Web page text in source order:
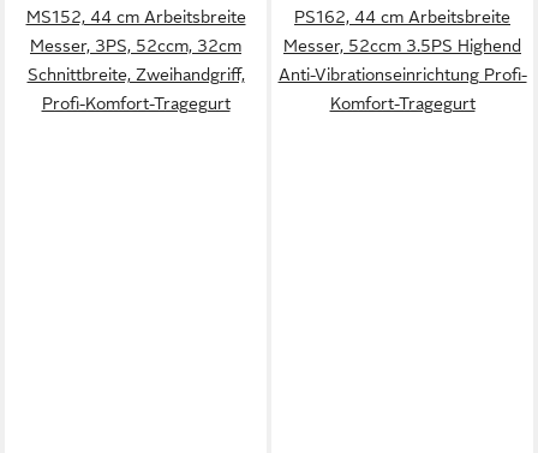
MS152, 44 cm Arbeitsbreite
Messer, 3PS, 52ccm, 32cm
Schnittbreite, Zweihandgriff,
Profi-Komfort-Tragegurt
PS162, 44 cm Arbeitsbreite
Messer, 52ccm 3.5PS Highend
Anti-Vibrationseinrichtung Profi-
Komfort-Tragegurt